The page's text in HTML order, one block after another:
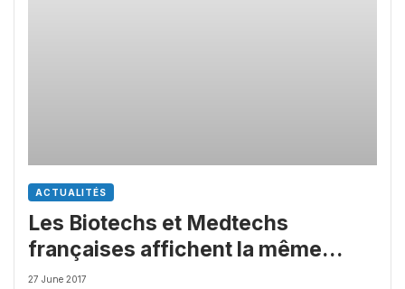
ACTUALITÉS
Les Biotechs et Medtechs
françaises affichent la même
performance sur 1 an
27 June 2017